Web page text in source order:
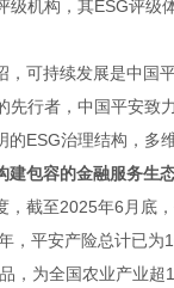
级机构，其ESG评级
可持续发展是中国平
先行者，中国平安致
的ESG治理结构，多
包容的金融服务生态
，截至2025年6月底
，平安产险总计已
，为全国农业产业